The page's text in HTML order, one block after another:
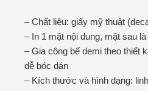
– Chất liệu: giấy mỹ thuật
– In 1 mặt nội dung, mặt sau
– Gia công bế demi theo thiết
dễ bóc dán
– Kích thước và hình dạng: